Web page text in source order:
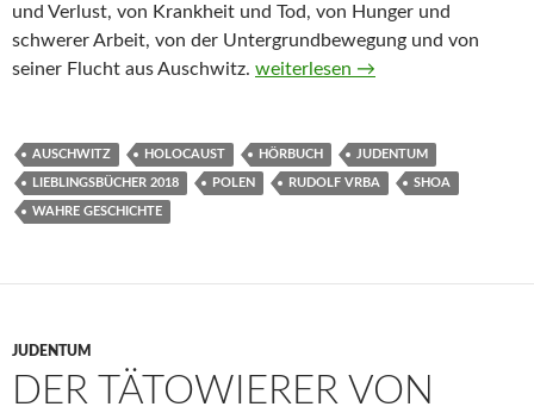
und Verlust, von Krankheit und Tod, von Hunger und
schwerer Arbeit, von der Untergrundbewegung und von
seiner Flucht aus Auschwitz. Ich kann nicht vergeben von
weiterlesen →
AUSCHWITZ HOLOCAUST HÖRBUCH JUDENTUM
LIEBLINGSBÜCHER 2018 POLEN RUDOLF VRBA SHOA
WAHRE GESCHICHTE
JUDENTUM
DER TÄTOWIERER VON